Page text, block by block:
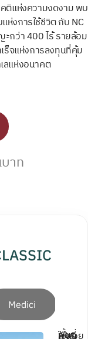
ติแห่งความงดงาม พบ
ห่งการใช้ชีวิต กับ NC
ว่า 400 ไร้ รายล้อม
ร็จแห่งการลงทุนที่คุ้ม
แห่งอนาคต
าท
Medici